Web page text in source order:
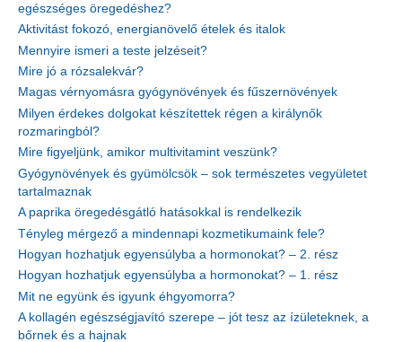
egészséges öregedéshez?
Aktivitást fokozó, energianövelő ételek és italok
Mennyire ismeri a teste jelzéseit?
Mire jó a rózsalekvár?
Magas vérnyomásra gyógynövények és fűszernövények
Milyen érdekes dolgokat készítettek régen a királynők
rozmaringból?
Mire figyeljünk, amikor multivitamint veszünk?
Gyógynövények és gyümölcsök – sok természetes vegyületet
tartalmaznak
A paprika öregedésgátló hatásokkal is rendelkezik
Tényleg mérgező a mindennapi kozmetikumaink fele?
Hogyan hozhatjuk egyensúlyba a hormonokat? – 2. rész
Hogyan hozhatjuk egyensúlyba a hormonokat? – 1. rész
Mit ne együnk és igyunk éhgyomorra?
A kollagén egészségjavító szerepe – jót tesz az ízületeknek, a
bőrnek és a hajnak